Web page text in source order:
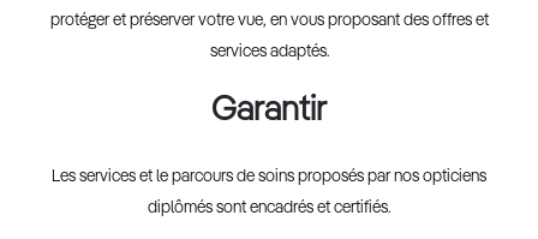
protéger et préserver votre vue, en vous proposant des offres et
services adaptés.
Garantir
Les services et le parcours de soins proposés par nos opticiens
diplômés sont encadrés et certifiés.